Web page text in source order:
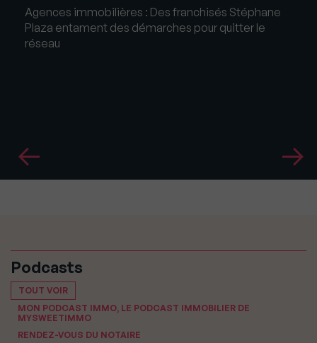
Agences immobilières : Des franchisés Stéphane
Plaza entament des démarches pour quitter le
réseau
Podcasts
TOUT VOIR
MON PODCAST IMMO, LE PODCAST IMMOBILIER DE
MYSWEETIMMO
RENDEZ-VOUS DU NOTAIRE